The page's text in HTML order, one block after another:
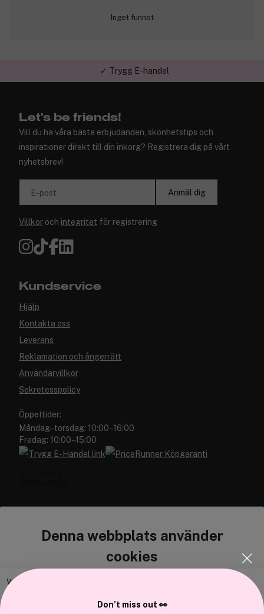
Denna webbplats använder
cookies
Vi använder enhetsidentifierare för att anpassa innehållet och
Inget funnet
✓ Trygg E-handel
Let's be friends!
Vill du ha våra bästa erbjudanden, skönhetstips och
inspirationer direkt till din inkorg? Registrera dig på vårt
nyhetsbrev!
E-post Anmäl dig
Villkor och integritet för registrering
Kundservice
Hjälp
Kontakta oss
Leverans
Reklamation och ångerrätt
Användarvillkor
Sekretesspolicy
Öppettider:
Måndag–torsdag: 10:00–16:00
Fredag: 10:00–15:00
Cocopanda.se
Don’t miss out 👀